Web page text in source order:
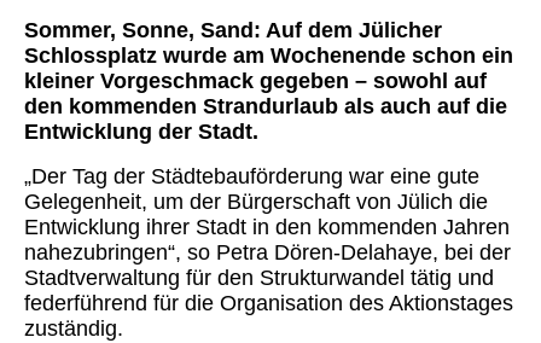
Sommer, Sonne, Sand: Auf dem Jülicher
Schlossplatz wurde am Wochenende schon ein
kleiner Vorgeschmack gegeben – sowohl auf
den kommenden Strandurlaub als auch auf die
Entwicklung der Stadt.
„Der Tag der Städtebauförderung war eine gute
Gelegenheit, um der Bürgerschaft von Jülich die
Entwicklung ihrer Stadt in den kommenden Jahren
nahezubringen“, so Petra Dören-Delahaye, bei der
Stadtverwaltung für den Strukturwandel tätig und
federführend für die Organisation des Aktionstages
zuständig.